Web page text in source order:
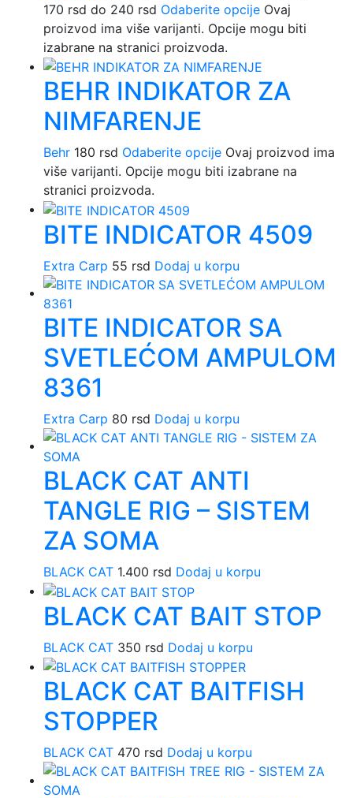
170 rsd do 240 rsd Odaberite opcije Ovaj
proizvod ima više varijanti. Opcije mogu biti
izabrane na stranici proizvoda.
BEHR INDIKATOR ZA
NIMFARENJE
Behr 180 rsd Odaberite opcije Ovaj proizvod ima
više varijanti. Opcije mogu biti izabrane na
stranici proizvoda.
BITE INDICATOR 4509
Extra Carp 55 rsd Dodaj u korpu
BITE INDICATOR SA
SVETLEĆOM AMPULOM
8361
Extra Carp 80 rsd Dodaj u korpu
BLACK CAT ANTI
TANGLE RIG – SISTEM
ZA SOMA
BLACK CAT 1.400 rsd Dodaj u korpu
BLACK CAT BAIT STOP
BLACK CAT 350 rsd Dodaj u korpu
BLACK CAT BAITFISH
STOPPER
BLACK CAT 470 rsd Dodaj u korpu